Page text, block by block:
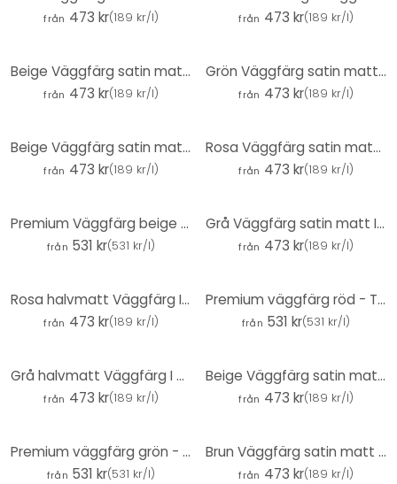
från 473 kr(189 kr/l) från 473 kr(189 kr/l)
Beige Väggfärg satin matt I Humble Hummus | Rumsöppnande och lugnande | THE COLOR KITCHEN
från 473 kr(189 kr/l)
Grön Väggfärg satin matt I Kitchy Kiwi | Skapa rumsharmoni | THE COLOR KITCHEN
från 473 kr(189 kr/l)
Beige Väggfärg satin matt I Piña Colada | Rumsöppnande och lugnande | THE COLOR KITCHEN
från 473 kr(189 kr/l)
Rosa Väggfärg satin matt I Georgeous Grapefruit | lekfull och glad karaktär | THE COLOR KITCHEN
från 473 kr(189 kr/l)
Premium Väggfärg beige - Tygmatt väggfärg för interiör - PURO c7017 lugnande brun
från 531 kr(531 kr/l)
Grå Väggfärg satin matt I Salty Shrimp | skapa en elegant, modern atmosfär | THE COLOR KITCHEN
från 473 kr(189 kr/l)
Rosa halvmatt Väggfärg I Guava Juice | lugnande och inbjudande atmosfär | THE COLOR KITCHEN
från 473 kr(189 kr/l)
Premium väggfärg röd - Tygmatt väggfärg för interiör - PURO c2020 varierad röd
från 531 kr(531 kr/l)
Grå halvmatt Väggfärg I Original Oregano | skapa en elegant, modern atmosfär | THE COLOR KITCHEN
från 473 kr(189 kr/l)
Beige Väggfärg satin matt I Pithy Pancake | Rumsöppnande och lugnande | THE COLOR KITCHEN
från 473 kr(189 kr/l)
Premium väggfärg grön - Tygmatt väggfärg för interiör - PURO c4001 mjukgrön
från 531 kr(531 kr/l)
Brun Väggfärg satin matt I Tasty Truffle | skapa en mysig och lugn rumsatmosfär| THE COLOR KITCHEN
från 473 kr(189 kr/l)